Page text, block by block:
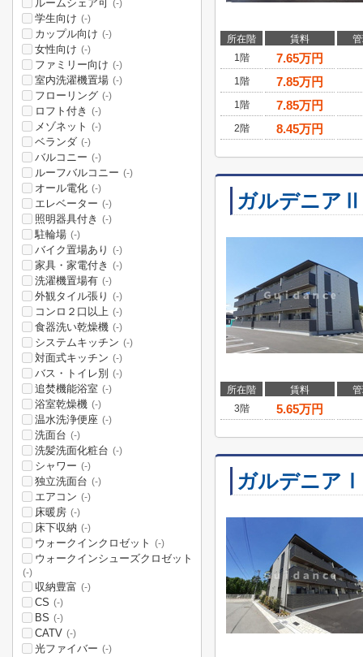
所在階 賃料
1階
7.65万円
1階 7.85万円
1階 7.85万円
2階 8.45万円
ガルデニアⅡ
所在階 賃料
3階
5.65万円
ガルデニアⅠ
ルームシェア可 (-)
学生向け (-)
カップル向け (-)
女性向け (-)
ファミリー向け (-)
室内洗濯機置場 (-)
フローリング (-)
ロフト付き (-)
メゾネット (-)
ベランダ (-)
バルコニー (-)
ルーフバルコニー (-)
オール電化 (-)
エレベーター (-)
照明器具付き (-)
駐輪場 (-)
バイク置場あり (-)
家具・家電付き (-)
洗濯機置場有 (-)
外観タイル張り (-)
コンロ２口以上 (-)
食器洗い乾燥機 (-)
システムキッチン (-)
対面式キッチン (-)
バス・トイレ別 (-)
追焚機能浴室 (-)
浴室乾燥機 (-)
温水洗浄便座 (-)
洗面台 (-)
洗髪洗面化粧台 (-)
シャワー (-)
独立洗面台 (-)
エアコン (-)
床暖房 (-)
床下収納 (-)
ウォークインクロゼット (-)
ウォークインシューズクロゼット
(-)
収納豊富 (-)
CS (-)
BS (-)
CATV (-)
光ファイバー (-)